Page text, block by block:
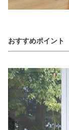
おすすめポイント